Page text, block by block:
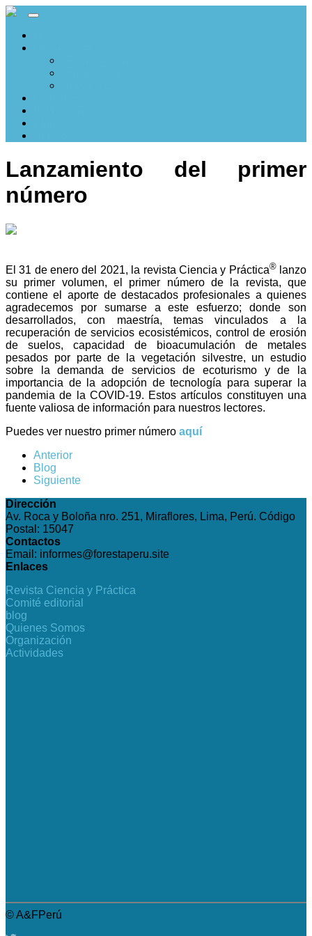
Lanzamiento del primer
número
El 31 de enero del 2021, la revista Ciencia y Práctica®lanzo
su primer volumen, el primer número de la revista, que
contiene el aporte de destacados profesionales a quienes
agradecemos por sumarse a este esfuerzo; donde son
desarrollados, con maestría, temas vinculados a la
recuperación de servicios ecosistémicos, control de erosión
de suelos, capacidad de bioacumulación de metales
pesados por parte de la vegetación silvestre, un estudio
sobre la demanda de servicios de ecoturismo y de la
importancia de la adopción de tecnología para superar la
pandemia de la COVID-19. Estos artículos constituyen una
fuente valiosa de información para nuestros lectores.
Puedes ver nuestro primer número aquí
Anterior
Blog
Siguiente
Dirección
Av. Roca y Boloña nro. 251, Miraflores, Lima, Perú. Código
Postal: 15047
Contactos
Email: informes@forestaperu.site
Enlaces
Revista Ciencia y Práctica
Comité editorial
blog
Quienes Somos
Organización
Actividades
© A&FPerú